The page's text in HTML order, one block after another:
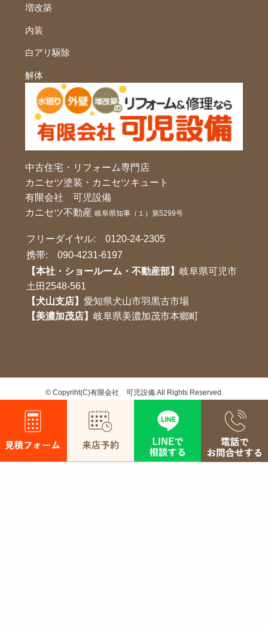
増改築
内装
白アリ駆除
解体
中古住宅・リフォーム専門店
カニセツ塗装・カニセツキュート
有限会社 可児設備
カニセツ不動産岐阜県知事（１）第5299号
フリーダイヤル:0120-24-2305
携帯:090-4231-6197
【本社・ショールーム・不動産部】岐阜県可児市
土田2548-561
【犬山支店】愛知県犬山市羽黒古市場
【美濃加茂店】岐阜県美濃加茂市本鄉町
©Copyriht(C)有限会社 可児設備.All Rights Reserved.